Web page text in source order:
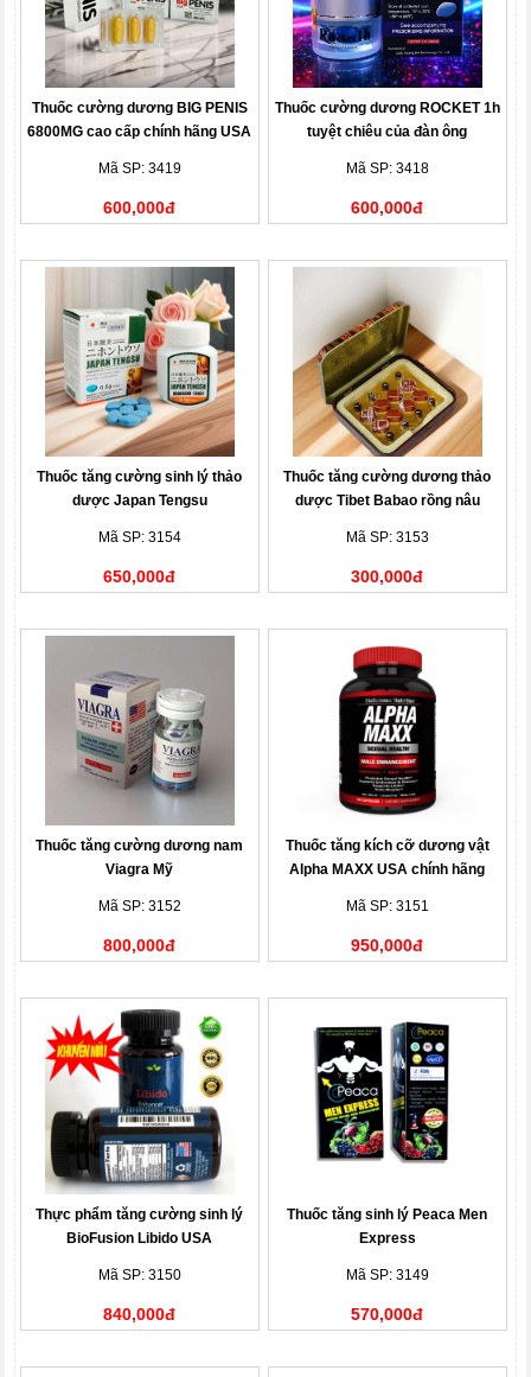
Thuốc cường dương BIG PENIS
6800MG cao cấp chính hãng USA
Mã SP: 3419
600,000đ
Thuốc cường dương ROCKET 1h
tuyệt chiêu của đàn ông
Mã SP: 3418
600,000đ
Thuốc tăng cường sinh lý thảo
dược Japan Tengsu
Mã SP: 3154
650,000đ
Thuốc tăng cường dương thảo
dược Tibet Babao rồng nâu
Mã SP: 3153
300,000đ
Thuốc tăng cường dương nam
Viagra Mỹ
Mã SP: 3152
800,000đ
Thuốc tăng kích cỡ dương vật
Alpha MAXX USA chính hãng
Mã SP: 3151
950,000đ
Thực phẩm tăng cường sinh lý
BioFusion Libido USA
Mã SP: 3150
840,000đ
Thuốc tăng sinh lý Peaca Men
Express
Mã SP: 3149
570,000đ